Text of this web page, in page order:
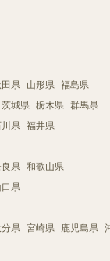
県 山形県 福島県
茨城県 栃木県 群馬県
県 福井県
県 和歌山県
口県
分県 宮崎県 鹿児島県